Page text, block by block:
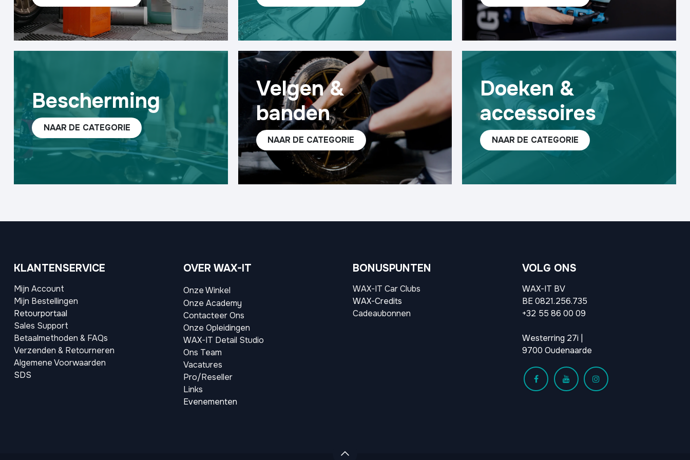
Velgen &
banden
NAAR DE CATEG​​ORIE
Doeken &
accessoires
NAAR DE ​​CATEGORIE
Bescherming
NAAR DE CAT​​EGORIE
KLANTENSERVICE
Mijn Account
Mijn Bestellingen
Retourportaal
Sales Support
Betaalmethoden & FAQs
Verzenden & Retourneren
Algemene Voorwaarden
SDS
OVER WAX-IT
Onze Winkel
Onze Academy
Contacteer Ons
Onze Opleidingen
WAX-IT Detail Studio
Ons Team
Vacatures
Pro/Reseller
Links
Evenementen
BONUSPUNTEN
WAX-IT Car Clubs
WAX-Credits
Cadeaubonnen
VOLG ONS
WAX-IT BV
BE 0821.256.735
+32 55 86 00 09
Westerring 27i |
9700 Oudenaarde